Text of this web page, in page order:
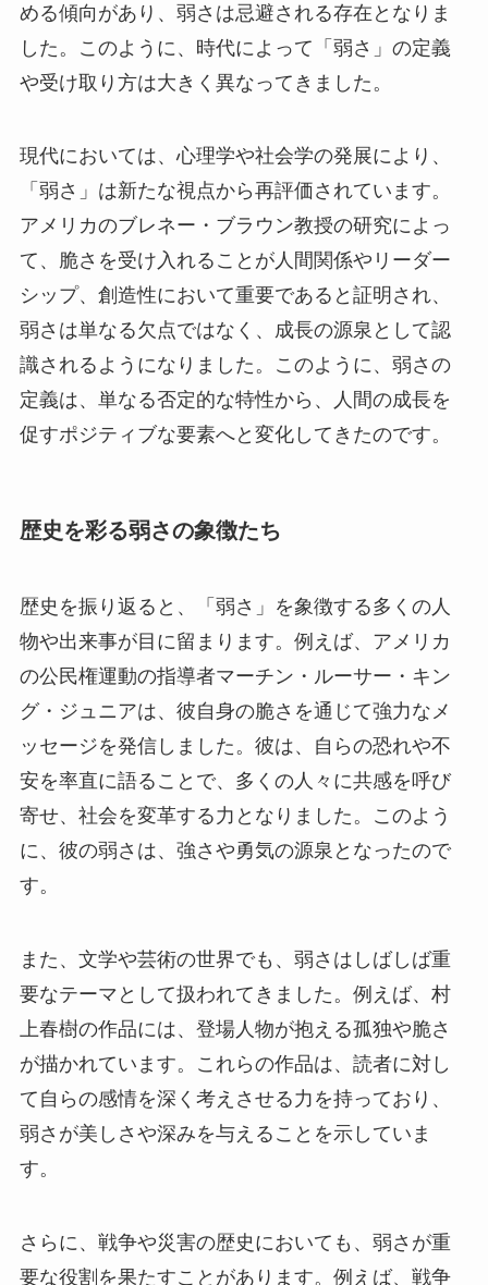
める傾向があり、弱さは忌避される存在となりま
した。このように、時代によって「弱さ」の定義
や受け取り方は大きく異なってきました。
現代においては、心理学や社会学の発展により、
「弱さ」は新たな視点から再評価されています。
アメリカのブレネー・ブラウン教授の研究によっ
て、脆さを受け入れることが人間関係やリーダー
シップ、創造性において重要であると証明され、
弱さは単なる欠点ではなく、成長の源泉として認
識されるようになりました。このように、弱さの
定義は、単なる否定的な特性から、人間の成長を
促すポジティブな要素へと変化してきたのです。
歴史を彩る弱さの象徴たち
歴史を振り返ると、「弱さ」を象徴する多くの人
物や出来事が目に留まります。例えば、アメリカ
の公民権運動の指導者マーチン・ルーサー・キン
グ・ジュニアは、彼自身の脆さを通じて強力なメ
ッセージを発信しました。彼は、自らの恐れや不
安を率直に語ることで、多くの人々に共感を呼び
寄せ、社会を変革する力となりました。このよう
に、彼の弱さは、強さや勇気の源泉となったので
す。
また、文学や芸術の世界でも、弱さはしばしば重
要なテーマとして扱われてきました。例えば、村
上春樹の作品には、登場人物が抱える孤独や脆さ
が描かれています。これらの作品は、読者に対し
て自らの感情を深く考えさせる力を持っており、
弱さが美しさや深みを与えることを示していま
す。
さらに、戦争や災害の歴史においても、弱さが重
要な役割を果たすことがあります。例えば、戦争